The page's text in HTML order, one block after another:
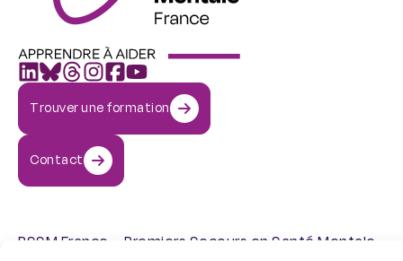
Trouver une formation
Contact
PSSM France – Premiers Secours en Santé Mentale